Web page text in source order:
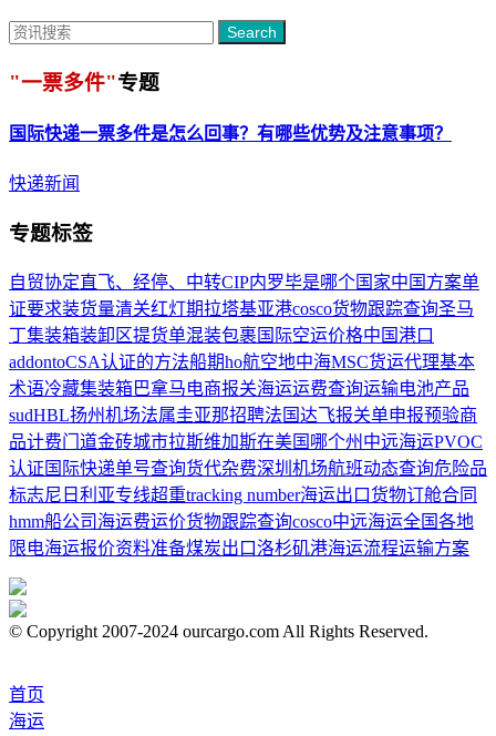
Search
"一票多件"专题
国际快递一票多件是怎么回事？有哪些优势及注意事项？
快递新闻
专题标签
自贸协定直飞、经停、中转CIP内罗毕是哪个国家中国方案单
证要求装货量清关红灯期拉塔基亚港cosco货物跟踪查询圣马
丁集装箱装卸区提货单混装包裹 国际空运价格中国港口
addontoCSA认证的方法船期ho航空地中海MSC货运代理基本
术语冷藏集装箱巴拿马电商报关海运运费查询运输电池产品
sudHBL扬州机场法属圭亚那招聘法国达飞报关单申报预验商
品计费门道金砖城市拉斯维加斯在美国哪个州 中远海运PVOC
认证 国际快递单号查询货代杂费深圳机场航班动态查询危险品
标志尼日利亚专线超重tracking number海运出口货物订舱合同
hmm船公司 海运费运价货物跟踪查询cosco中远海运全国各地
限电海运报价资料准备煤炭出口洛杉矶港海运流程运输方案
© Copyright 2007-2024 ourcargo.com All Rights Reserved.
首页
海运